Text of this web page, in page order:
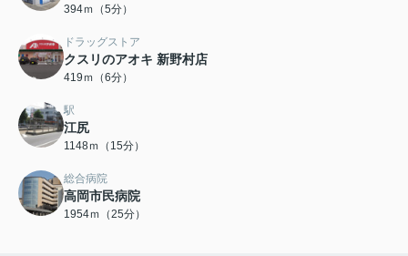
394ｍ（5分）
ドラッグストア
クスリのアオキ 新野村店
419ｍ（6分）
駅
江尻
1148ｍ（15分）
総合病院
高岡市民病院
1954ｍ（25分）